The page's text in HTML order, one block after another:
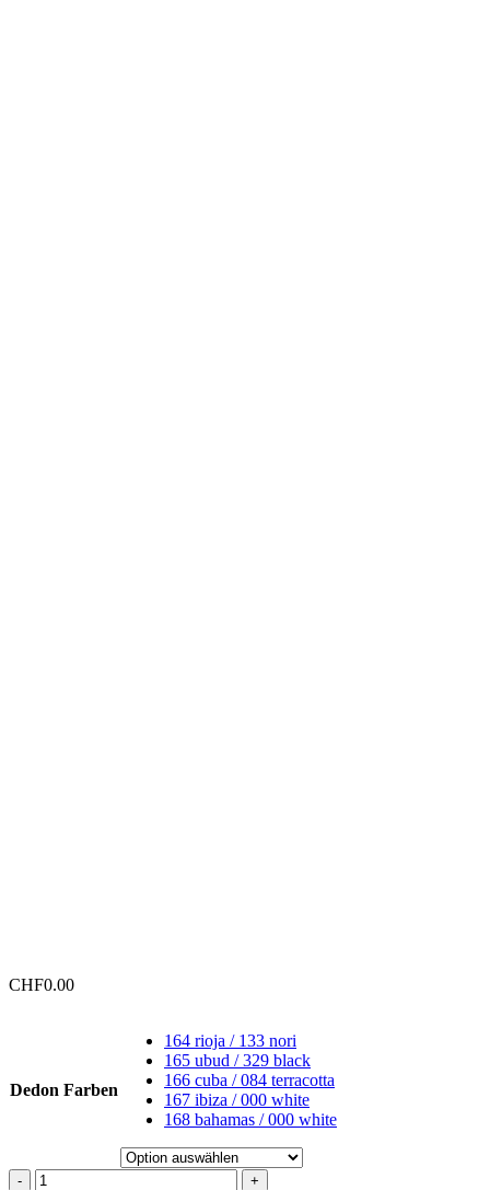
CHF0.00
Dedon Farben
164 rioja / 133 nori
165 ubud / 329 black
166 cuba / 084 terracotta
167 ibiza / 000 white
168 bahamas / 000 white
-
+